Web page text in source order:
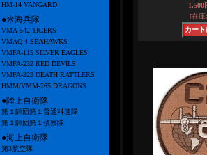
HM-14 VANGARD
●米海兵隊
VMA-542 TIGERS
VMAQ-4 SEAHAWKS
VMFA-115 SILVER EAGLES
VMFA-232 RED DEVILS
VMFA-323 DEATH RATTLERS
HMM/VMM-265 DRAGONS
●陸上自衛隊
第１師団第１普通科連隊
第１師団第１偵察隊
●海上自衛隊
第3航空隊
1,500
[在庫